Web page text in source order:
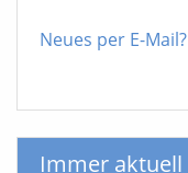
Neues per E-Mail?
Immer aktuell